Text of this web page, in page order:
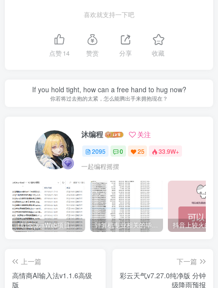
喜欢就支持一下吧
点赞14 赞赏 分享 收藏
If you hold tight, how can a free hand to hug now?
你若将过去抱的太紧，怎么能腾出手来拥抱现在？
沐编程 关注
2095 0 25 33.9W+
一起编程摇摆
161套javaWeb项目源码免费分享 计算机专业相关的毕业设计论文合集免费下载
上一篇
高情商AI输入法v1.1.6高级
版
下一篇
彩云天气v7.27.0纯净版 分钟
级降雨预报